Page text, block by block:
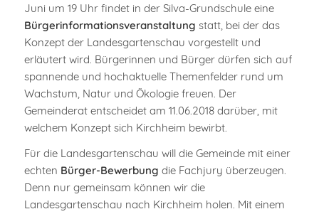
Juni um 19 Uhr findet in der Silva-Grundschule eine
Bürgerinformationsveranstaltung statt, bei der das
Konzept der Landesgartenschau vorgestellt und
erläutert wird. Bürgerinnen und Bürger dürfen sich auf
spannende und hochaktuelle Themenfelder rund um
Wachstum, Natur und Ökologie freuen. Der
Gemeinderat entscheidet am 11.06.2018 darüber, mit
welchem Konzept sich Kirchheim bewirbt.
Für die Landesgartenschau will die Gemeinde mit einer
echten Bürger-Bewerbung die Fachjury überzeugen.
Denn nur gemeinsam können wir die
Landesgartenschau nach Kirchheim holen. Mit einem